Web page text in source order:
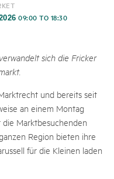
09:00 TO 18:30
sich die Fricker
und bereits seit
an einem Montag
Marktbesuchenden
Region bieten ihre
für die Kleinen laden